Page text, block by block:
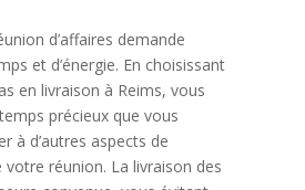
d’affaires demande
et d’énergie. En choisissant
en livraison à Reims, vous
précieux que vous
à d’autres aspects de
votre réunion. La livraison des